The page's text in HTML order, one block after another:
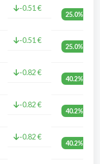
-0.51 €
25.0%
-0.51 €
25.0%
-0.82 €
40.2%
-0.82 €
40.2%
-0.82 €
40.2%